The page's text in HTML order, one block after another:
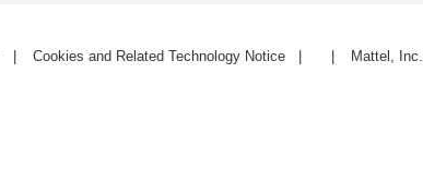
Cookies and Related Technology Notice Mattel, Inc.